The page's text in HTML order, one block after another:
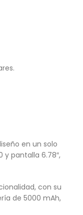
en un solo
y pantalla 6.78″,
con su
de 5000 mAh,